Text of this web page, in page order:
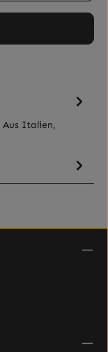
Aus Italien,